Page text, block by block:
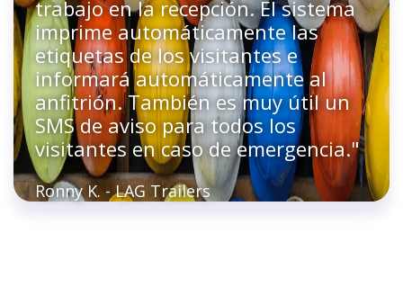
trabajo en la recepción. El sistema
imprime automáticamente las
etiquetas de los visitantes e
informará automáticamente al
anfitrión. También es muy útil un
SMS de aviso para todos los
visitantes en caso de emergencia."
Ronny K. - LAG Trailers